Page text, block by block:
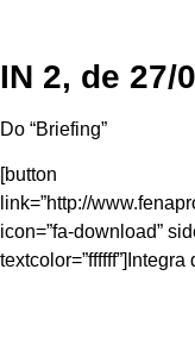
IN 2, de 27/
Do “Briefing”
[button
link=”http://
icon=”fa-download”